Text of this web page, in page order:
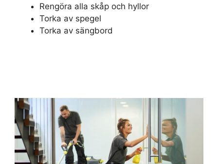
Rengöra alla skåp och hyllor
Torka av spegel
Torka av sängbord